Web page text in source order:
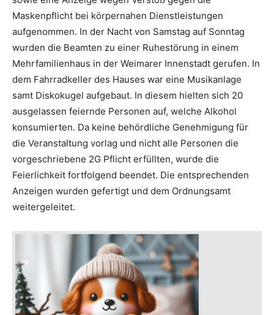
Maskenpflicht bei körpernahen Dienstleistungen
aufgenommen. In der Nacht von Samstag auf Sonntag
wurden die Beamten zu einer Ruhestörung in einem
Mehrfamilienhaus in der Weimarer Innenstadt gerufen. In
dem Fahrradkeller des Hauses war eine Musikanlage
samt Diskokugel aufgebaut. In diesem hielten sich 20
ausgelassen feiernde Personen auf, welche Alkohol
konsumierten. Da keine behördliche Genehmigung für
die Veranstaltung vorlag und nicht alle Personen die
vorgeschriebene 2G Pflicht erfüllten, wurde die
Feierlichkeit fortfolgend beendet. Die entsprechenden
Anzeigen wurden gefertigt und dem Ordnungsamt
weitergeleitet.